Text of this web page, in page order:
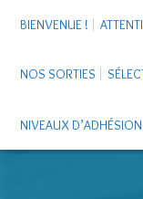
BIENVENUE !
NOS SORTIES
NIVEAUX D’ADHÉSION